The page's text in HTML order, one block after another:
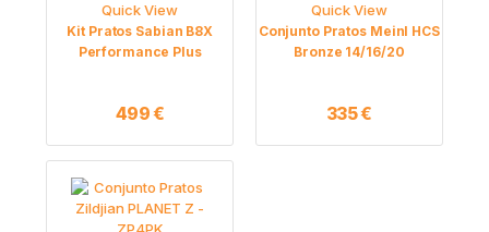
Quick View
Kit Pratos Sabian B8X
Performance Plus
499€
Quick View
Conjunto Pratos Meinl HCS
Bronze 14/16/20
335€